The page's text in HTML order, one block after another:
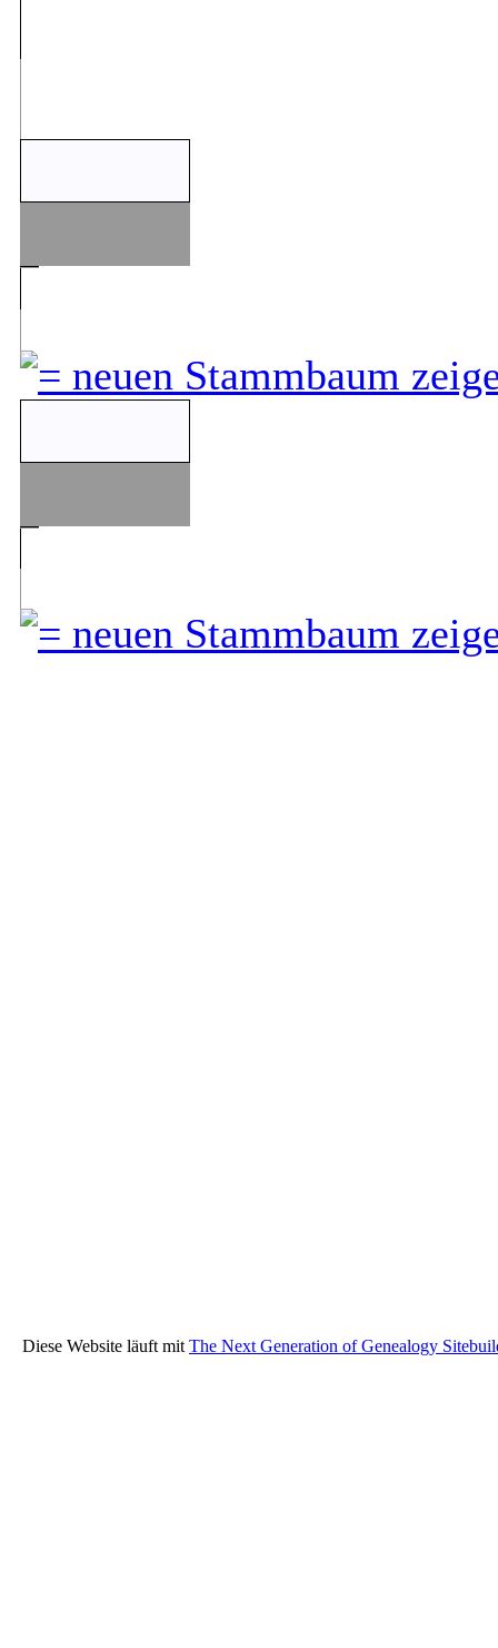
Diese Website läuft mit The Next Generation of Genealogy